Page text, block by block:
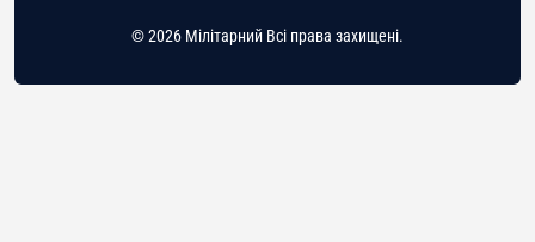
© 2026 Мілітарний Всі права захищені.